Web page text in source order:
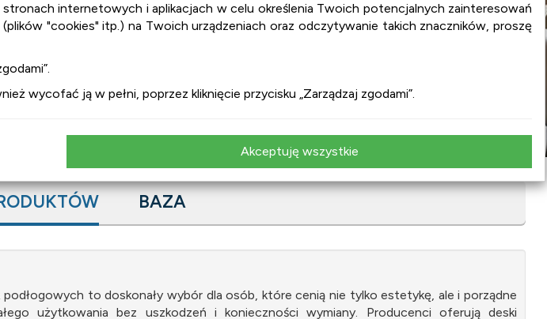
internetowych i aplikacjach w celu określenia Twoich potencjalnych zainteresowań
"cookies" itp.) na Twoich urządzeniach oraz odczytywanie takich znaczników, proszę
wycofać ją w pełni, poprzez kliknięcie przycisku „Zarządzaj zgodami”.
Akceptuję wszystkie
BAZA
to doskonały wybór dla osób, które cenią nie tylko estetykę, ale i porządne
użytkowania bez uszkodzeń i konieczności wymiany. Producenci oferują deski